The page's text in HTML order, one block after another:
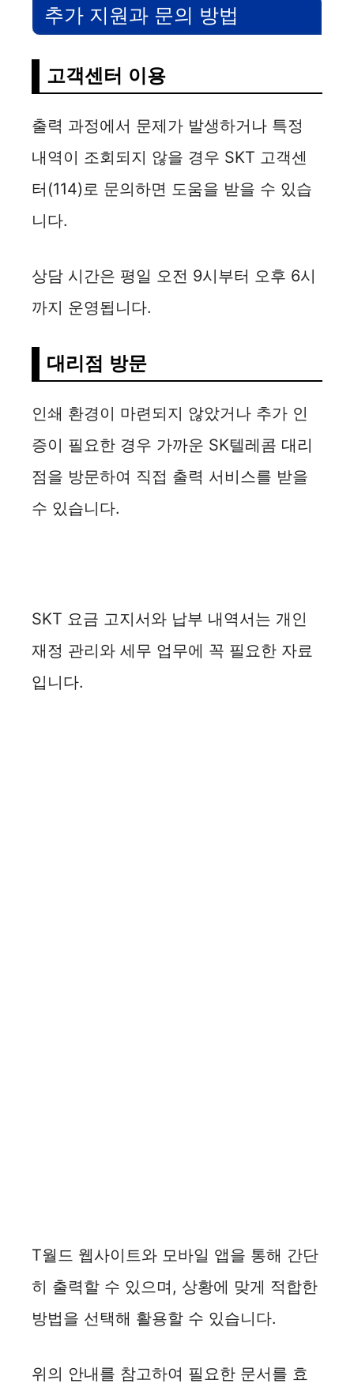
추가 지원과 문의 방법
고객센터 이용
출력 과정에서 문제가 발생하거나 특정
내역이 조회되지 않을 경우 SKT 고객센
터(114)로 문의하면 도움을 받을 수 있습
니다.
상담 시간은 평일 오전 9시부터 오후 6시
까지 운영됩니다.
대리점 방문
인쇄 환경이 마련되지 않았거나 추가 인
증이 필요한 경우 가까운 SK텔레콤 대리
점을 방문하여 직접 출력 서비스를 받을
수 있습니다.
SKT 요금 고지서와 납부 내역서는 개인
재정 관리와 세무 업무에 꼭 필요한 자료
입니다.
T월드 웹사이트와 모바일 앱을 통해 간단
히 출력할 수 있으며, 상황에 맞게 적합한
방법을 선택해 활용할 수 있습니다.
위의 안내를 참고하여 필요한 문서를 효